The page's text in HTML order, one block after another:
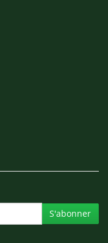
S'abonner